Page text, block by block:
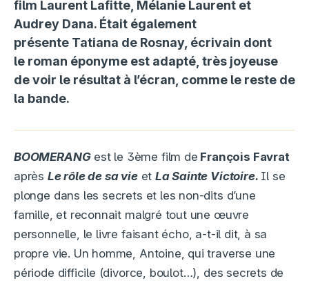
film Laurent Lafitte, Mélanie Laurent et
Audrey Dana. Était également
présente Tatiana de Rosnay, écrivain dont
le roman éponyme est adapté, très joyeuse
de voir le résultat à l’écran, comme le reste de
la bande.
BOOMERANGest le 3ème film de François Favrat
après Le rôle de sa vieet La Sainte Victoire. Il se
plonge dans les secrets et les non-dits d’une
famille, et reconnait malgré tout une œuvre
personnelle, le livre faisant écho, a-t-il dit, à sa
propre vie. Un homme, Antoine, qui traverse une
période difficile (divorce, boulot…), des secrets de